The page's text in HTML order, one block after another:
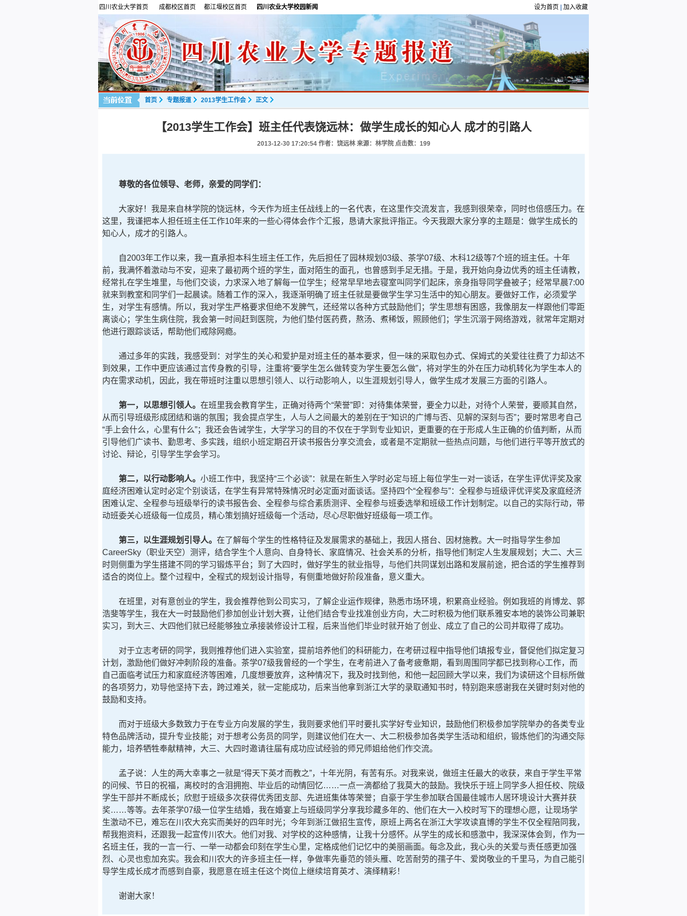
四川农业大学首页 成都校区首页 都江堰校区首页 四川农业大学校园新闻 设为首页 加入收藏
首页 专题报道 2013学生工作会 正文
【2013学生工作会】班主任代表饶远林：做学生成长的知心人 成才的引路人
2013-12-30 17:20:54作者：饶远林 来源：林学院 点击数： 199
尊敬的各位领导、老师，亲爱的同学们：
大家好！我是来自林学院的饶远林，今天作为班主任战线上的一名代表，在这里作交流发言，我感到很荣幸，同时也倍感压力。在
这里，我谨把本人担任班主任工作10年来的一些心得体会作个汇报，恳请大家批评指正。今天我跟大家分享的主题是：做学生成长的
知心人，成才的引路人。
自2003年工作以来，我一直承担本科生班主任工作，先后担任了园林规划03级、茶学07级、木科12级等7个班的班主任。十年
前，我满怀着激动与不安，迎来了最初两个班的学生，面对陌生的面孔，也曾感到手足无措。于是，我开始向身边优秀的班主任请教，
经常扎在学生堆里，与他们交谈，力求深入地了解每一位学生；经常早早地去寝室叫同学们起床，亲身指导同学叠被子；经常早晨7:00
就来到教室和同学们一起晨读。随着工作的深入，我逐渐明确了班主任就是要做学生学习生活中的知心朋友。要做好工作，必须爱学
生，对学生有感情。所以，我对学生严格要求但绝不发脾气，还经常以各种方式鼓励他们；学生思想有困惑，我像朋友一样跟他们零距
离谈心；学生生病住院，我会第一时间赶到医院，为他们垫付医药费，熬汤、煮稀饭，照顾他们；学生沉溺于网络游戏，就常年定期对
他进行跟踪谈话，帮助他们戒除网瘾。
通过多年的实践，我感受到：对学生的关心和爱护是对班主任的基本要求，但一味的采取包办式、保姆式的关爱往往费了力却达不
到效果，工作中更应该通过言传身教的引导，注重将“要学生怎么做转变为学生要怎么做”，将对学生的外在压力动机转化为学生本人的
内在需求动机，因此，我在带班时注重以思想引领人、以行动影响人，以生涯规划引导人，做学生成才发展三方面的引路人。
第一，以思想引领人。 在班里我会教育学生，正确对待两个“荣誉”即：对待集体荣誉，要全力以赴，对待个人荣誉，要顺其自然，
从而引导班级形成团结和谐的氛围；我会提点学生，人与人之间最大的差别在于“知识的广博与否、见解的深刻与否”；要时常思考自己
“手上会什么，心里有什么”；我还会告诫学生，大学学习的目的不仅在于学到专业知识，更重要的在于形成人生正确的价值判断，从而
引导他们广读书、勤思考、多实践，组织小班定期召开读书报告分享交流会，或者是不定期就一些热点问题，与他们进行平等开放式的
讨论、辩论，引导学生学会学习。
第二，以行动影响人。 小班工作中，我坚持“三个必谈”：就是在新生入学时必定与班上每位学生一对一谈话，在学生评优评奖及家
庭经济困难认定时必定个别谈话，在学生有异常特殊情况时必定面对面谈话。坚持四个“全程参与”：全程参与班级评优评奖及家庭经济
困难认定、全程参与班级举行的读书报告会、全程参与综合素质测评、全程参与班委选举和班级工作计划制定。以自己的实际行动，带
动班委关心班级每一位成员，精心策划搞好班级每一个活动，尽心尽职做好班级每一项工作。
第三，以生涯规划引导人。 在了解每个学生的性格特征及发展需求的基础上，我因人搭台、因材施教。大一时指导学生参加
CareerSky（职业天空）测评，结合学生个人意向、自身特长、家庭情况、社会关系的分析，指导他们制定人生发展规划；大二、大三
时则侧重为学生搭建不同的学习锻炼平台；到了大四时，做好学生的就业指导，与他们共同谋划出路和发展前途，把合适的学生推荐到
适合的岗位上。整个过程中，全程式的规划设计指导，有侧重地做好阶段准备，意义重大。
在班里，对有意创业的学生，我会推荐他到公司实习，了解企业运作规律，熟悉市场环境，积累商业经验。例如我班的肖博龙、郭
浩斐等学生，我在大一时鼓励他们参加创业计划大赛，让他们结合专业找准创业方向，大二时积极为他们联系雅安本地的装饰公司兼职
实习，到大三、大四他们就已经能够独立承接装修设计工程，后来当他们毕业时就开始了创业、成立了自己的公司并取得了成功。
对于立志考研的同学，我则推荐他们进入实验室，提前培养他们的科研能力，在考研过程中指导他们填报专业，督促他们拟定复习
计划，激励他们做好冲刺阶段的准备。茶学07级我曾经的一个学生，在考前进入了备考疲惫期，看到周围同学都已找到称心工作，而
自己面临考试压力和家庭经济等困难，几度想要放弃，这种情况下，我及时找到他，和他一起回顾大学以来，我们为读研这个目标所做
的各项努力，劝导他坚持下去，跨过难关，就一定能成功，后来当他拿到浙江大学的录取通知书时，特别跑来感谢我在关键时刻对他的
鼓励和支持。
而对于班级大多数致力于在专业方向发展的学生，我则要求他们平时要扎实学好专业知识，鼓励他们积极参加学院举办的各类专业
特色品牌活动，提升专业技能；对于想考公务员的同学，则建议他们在大一、大二积极参加各类学生活动和组织，锻炼他们的沟通交际
能力，培养牺牲奉献精神，大三、大四时邀请往届有成功应试经验的师兄师姐给他们作交流。
孟子说：人生的两大幸事之一就是“得天下英才而教之”，十年光阴，有苦有乐。对我来说，做班主任最大的收获，来自于学生平常
的问候、节日的祝福，离校时的含泪拥抱、毕业后的动情回忆……一点一滴都给了我莫大的鼓励。我快乐于班上同学多人担任校、院级
学生干部并不断成长；欣慰于班级多次获得优秀团支部、先进班集体等荣誉；自豪于学生参加联合国最佳城市人居环境设计大赛并获
奖……等等。去年茶学07级一位学生结婚，我在婚宴上与班级同学分享我珍藏多年的、他们在大一入校时写下的理想心愿，让现场学
生激动不已，难忘在川农大充实而美好的四年时光；今年到浙江做招生宣传，原班上两名在浙江大学攻读直博的学生不仅全程陪同我，
帮我抱资料，还跟我一起宣传川农大。他们对我、对学校的这种感情，让我十分感怀。从学生的成长和感激中，我深深体会到，作为一
名班主任，我的一言一行、一举一动都会印刻在学生心里，定格成他们记忆中的美丽画面。每念及此，我心头的关爱与责任感更加强
烈、心灵也愈加充实。我会和川农大的许多班主任一样，争做率先垂范的领头雁、吃苦耐劳的孺子牛、爱岗敬业的千里马，为自己能引
导学生成长成才而感到自豪，我愿意在班主任这个岗位上继续培育英才、演绎精彩！
谢谢大家！